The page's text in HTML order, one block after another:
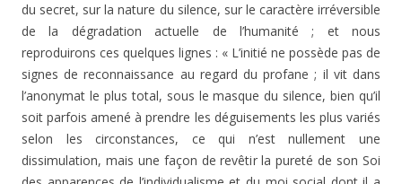
du secret, sur la nature du silence, sur le caractère irréversible
de la dégradation actuelle de l’humanité ; et nous
reproduirons ces quelques lignes : « L’initié ne possède pas de
signes de reconnaissance au regard du profane ; il vit dans
l’anonymat le plus total, sous le masque du silence, bien qu’il
soit parfois amené à prendre les déguisements les plus variés
selon les circonstances, ce qui n’est nullement une
dissimulation, mais une façon de revêtir la pureté de son Soi